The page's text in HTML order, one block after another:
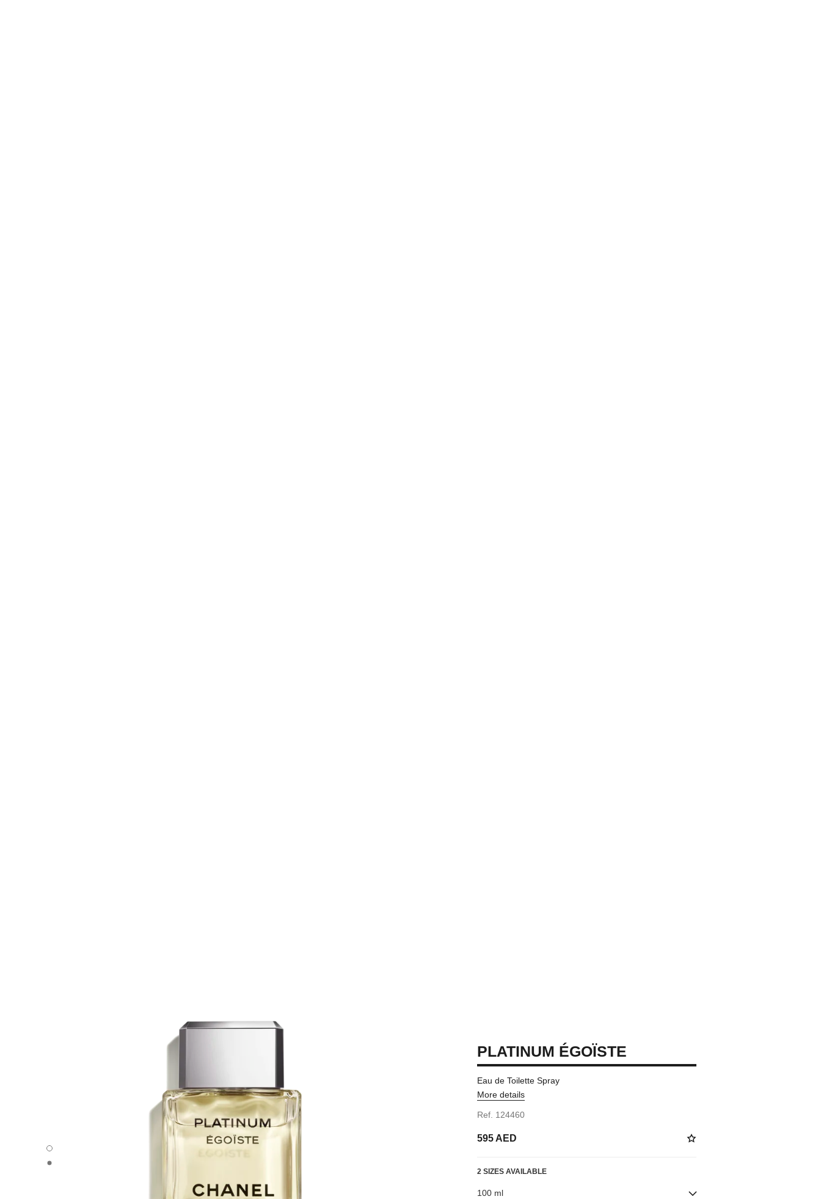
PLATINUM ÉGOÏSTE - Default view
PLATINUM ÉGOÏSTE - Alternative view 1
PLATINUM ÉGOÏSTE
Eau de Toilette Spray
More details
Ref. 124460
595 AED
2 SIZES AVAILABLE
100 ml